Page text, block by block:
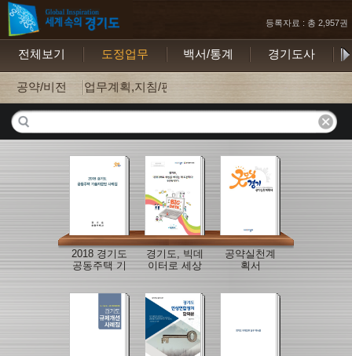
등록자료 : 총 2,957권
전체보기 도정업무 백서/통계 경기도사
공약/비전 업무계획,지침/편람
2018 경기도
공동주택 기
경기도, 빅데
이터로 세상
공약실천계
획서